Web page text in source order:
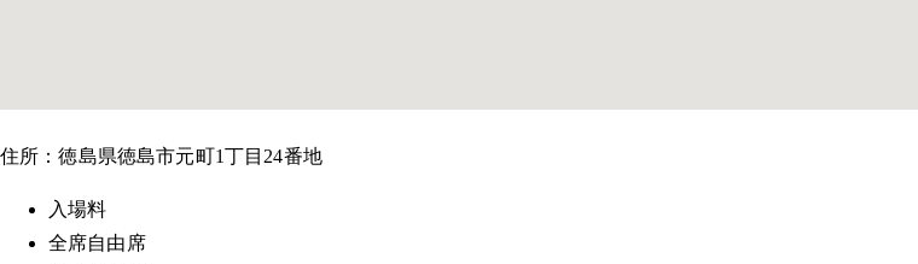
住所：徳島県徳島市元町1丁目24番地
入場料
全席自由席